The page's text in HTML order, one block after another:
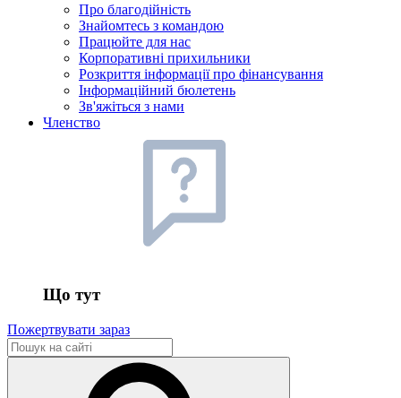
Про благодійність
Знайомтесь з командою
Працюйте для нас
Корпоративні прихильники
Розкриття інформації про фінансування
Інформаційний бюлетень
Зв'яжіться з нами
Членство
Що тут
Пожертвувати зараз